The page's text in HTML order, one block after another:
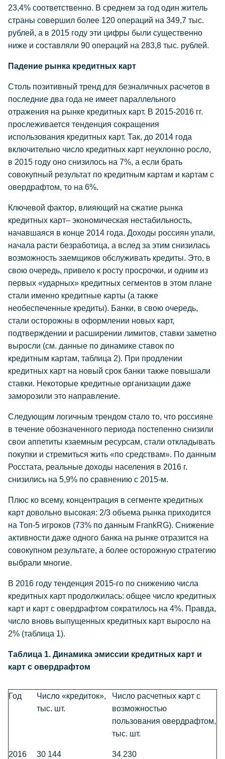
23,4% соответственно. В среднем за год один житель
страны совершил более 120 операций на 349,7 тыс.
рублей, а в 2015 году эти цифры были существенно
ниже и составляли 90 операций на 283,8 тыс. рублей.
Падение рынка кредитных карт
Столь позитивный тренд для безналичных расчетов в
последние два года не имеет параллельного
отражения на рынке кредитных карт. В 2015-2016 гг.
прослеживается тенденция сокращения
использования кредитных карт. Так, до 2014 года
включительно число кредитных карт неуклонно росло,
в 2015 году оно снизилось на 7%, а если брать
совокупный результат по кредитным картам и картам с
овердрафтом, то на 6%.
Ключевой фактор, влияющий на сжатие рынка
кредитных карт– экономическая нестабильность,
начавшаяся в конце 2014 года. Доходы россиян упали,
начала расти безработица, а вслед за этим снизилась
возможность заемщиков обслуживать кредиты. Это, в
свою очередь, привело к росту просрочки, и одним из
первых «ударных» кредитных сегментов в этом плане
стали именно кредитные карты (а также
необеспеченные кредиты). Банки, в свою очередь,
стали осторожны в оформлении новых карт,
подтверждении и расширении лимитов, ставки заметно
выросли (см. данные по динамике ставок по
кредитным картам, таблица 2). При продлении
кредитных карт на новый срок банки также повышали
ставки. Некоторые кредитные организации даже
заморозили это направление.
Следующим логичным трендом стало то, что россияне
в течение обозначенного периода постепенно снизили
свои аппетиты кзаемным ресурсам, стали откладывать
покупки и стремиться жить «по средствам». По данным
Росстата, реальные доходы населения в 2016 г.
снизились на 5,9% по сравнению с 2015-м.
Плюс ко всему, концентрация в сегменте кредитных
карт довольно высокая: 2/3 объема рынка приходится
на Топ-5 игроков (73% по данным FrankRG). Снижение
активности даже одного банка на рынке отразится на
совокупном результате, а более осторожную стратегию
выбрали многие.
В 2016 году тенденция 2015-го по снижению числа
кредитных карт продолжилась: общее число кредитных
карт и карт с овердрафтом сократилось на 4%. Правда,
число вновь выпущенных кредитных карт выросло на
2% (таблица 1).
Таблица 1. Динамика эмиссии кредитных карт и
карт с овердрафтом
Год
Число «кредиток»,
тыс. шт.
Число расчетных карт с
возможностью
пользования овердрафтом,
тыс. шт.
2016 30 144 34 230